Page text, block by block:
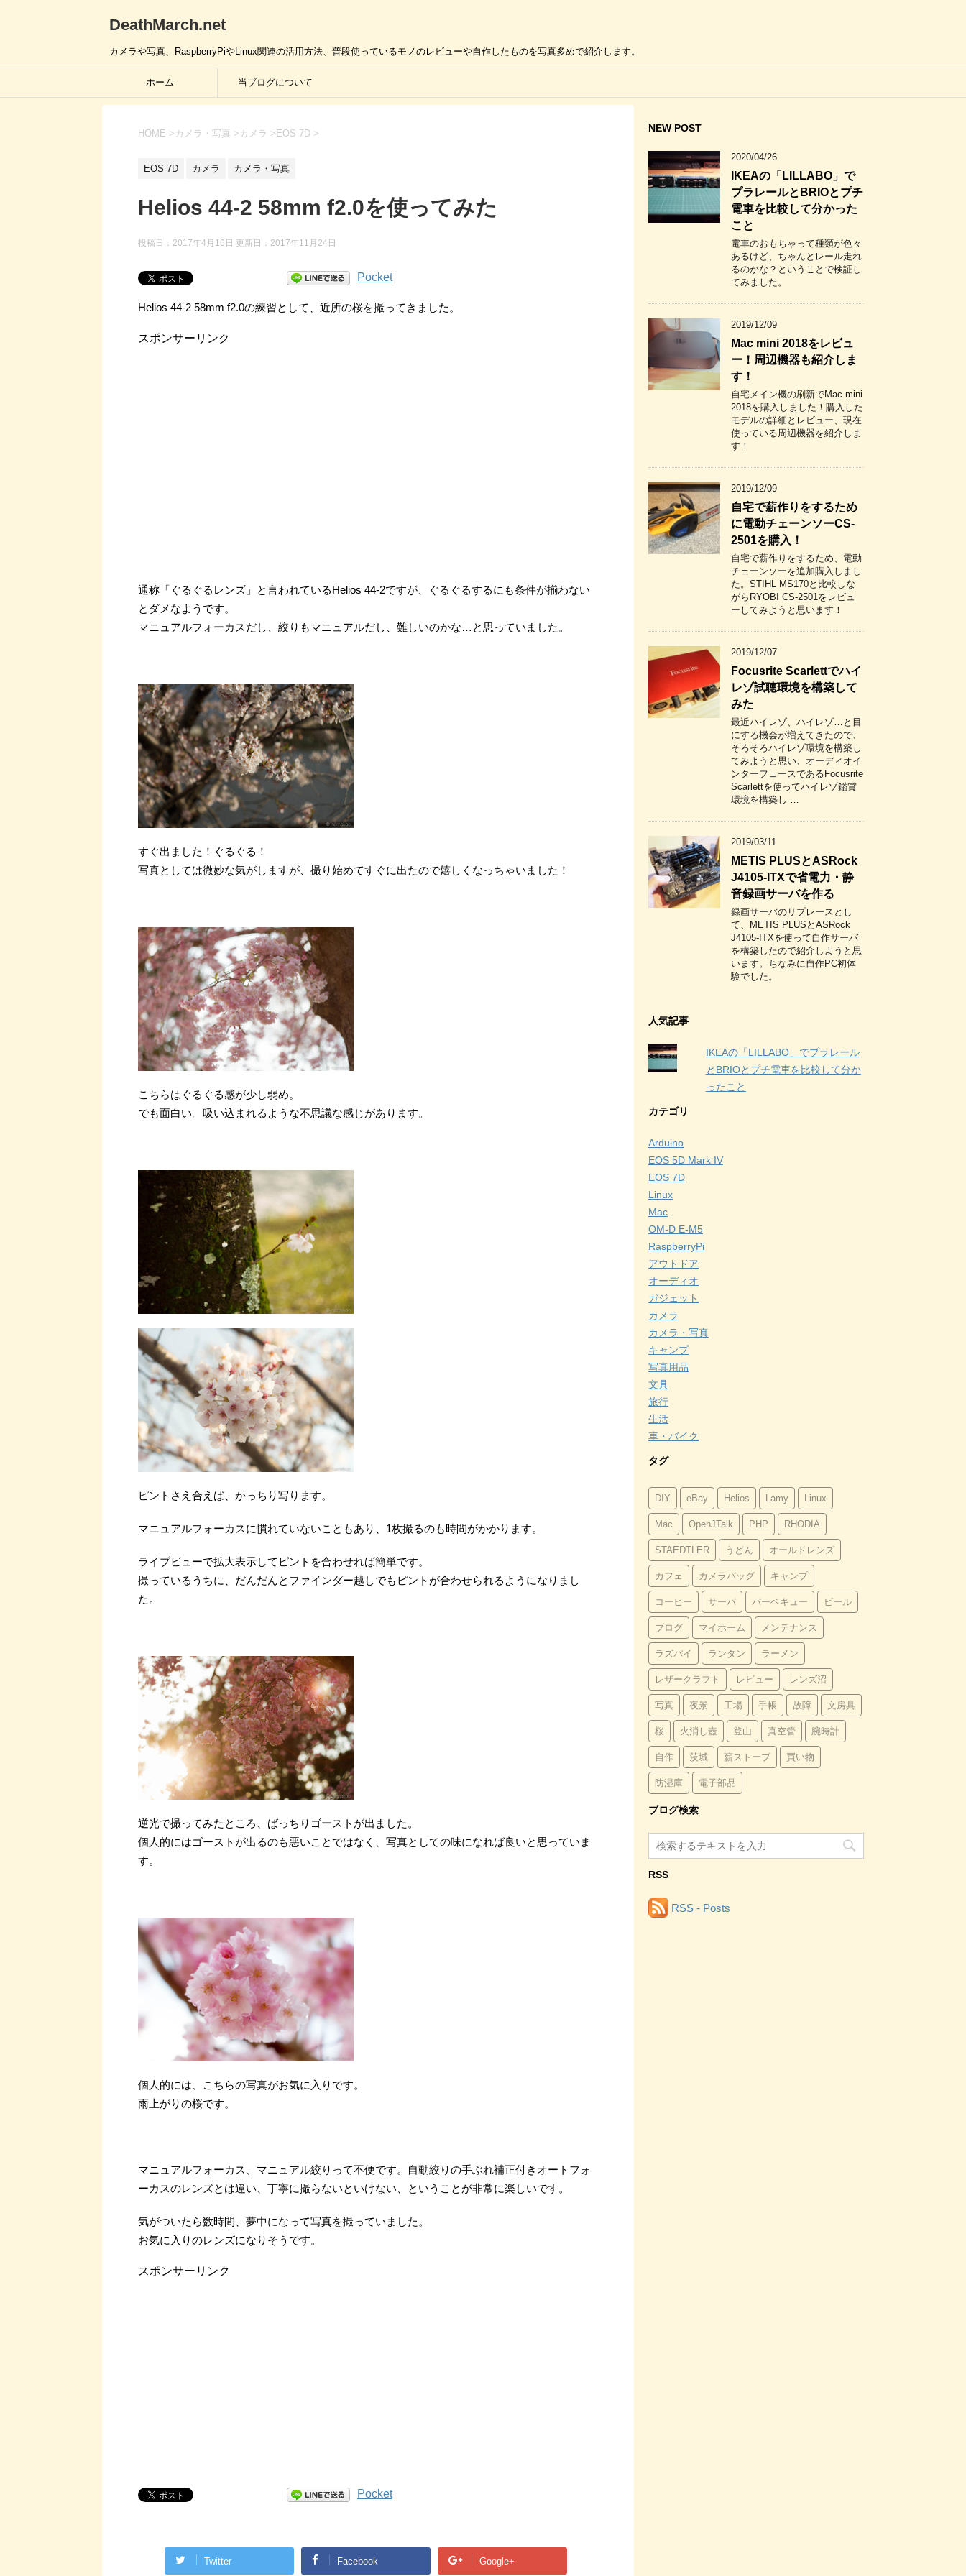
DeathMarch.net
カメラや写真、RaspberryPiやLinux関連の活用方法、普段使っているモノのレビューや自作したものを写真多めで紹介します。
ホーム 当ブログについて
HOME > カメラ・写真 > カメラ > EOS 7D >
EOS 7D カメラ カメラ・写真
Helios 44-2 58mm f2.0を使ってみた
投稿日：2017年4月16日 更新日： 2017年11月24日
Pocket
Helios 44-2 58mm f2.0の練習として、近所の桜を撮ってきました。
スポンサーリンク
通称「ぐるぐるレンズ」と言われているHelios 44-2ですが、ぐるぐるするにも条件が揃わない
とダメなようです。
マニュアルフォーカスだし、絞りもマニュアルだし、難しいのかな…と思っていました。
すぐ出ました！ぐるぐる！
写真としては微妙な気がしますが、撮り始めてすぐに出たので嬉しくなっちゃいました！
こちらはぐるぐる感が少し弱め。
でも面白い。吸い込まれるような不思議な感じがあります。
ピントさえ合えば、かっちり写ります。
マニュアルフォーカスに慣れていないこともあり、1枚撮るのも時間がかかります。
ライブビューで拡大表示してピントを合わせれば簡単です。
撮っているうちに、だんだんとファインダー越しでもピントが合わせられるようになりまし
た。
逆光で撮ってみたところ、ばっちりゴーストが出ました。
個人的にはゴーストが出るのも悪いことではなく、写真としての味になれば良いと思っていま
す。
個人的には、こちらの写真がお気に入りです。
雨上がりの桜です。
マニュアルフォーカス、マニュアル絞りって不便です。自動絞りの手ぶれ補正付きオートフォ
ーカスのレンズとは違い、丁寧に撮らないといけない、ということが非常に楽しいです。
気がついたら数時間、夢中になって写真を撮っていました。
お気に入りのレンズになりそうです。
スポンサーリンク
Pocket
Twitter Facebook Google+
NEW POST
2020/04/26
IKEAの「LILLABO」で
プラレールとBRIOとプチ
電車を比較して分かった
こと
電車のおもちゃって種類が色々
あるけど、ちゃんとレール走れ
るのかな？ということで検証し
てみました。
2019/12/09
Mac mini 2018をレビュ
ー！周辺機器も紹介しま
す！
自宅メイン機の刷新でMac mini
2018を購入しました！購入した
モデルの詳細とレビュー、現在
使っている周辺機器を紹介しま
す！
2019/12/09
自宅で薪作りをするため
に電動チェーンソーCS-
2501を購入！
自宅で薪作りをするため、電動
チェーンソーを追加購入しまし
た。STIHL MS170と比較しな
がらRYOBI CS-2501をレビュ
ーしてみようと思います！
2019/12/07
Focusrite Scarlettでハイ
レゾ試聴環境を構築して
みた
最近ハイレゾ、ハイレゾ…と目
にする機会が増えてきたので、
そろそろハイレゾ環境を構築し
てみようと思い、オーディオイ
ンターフェースであるFocusrite
Scarlettを使ってハイレゾ鑑賞
環境を構築し …
2019/03/11
METIS PLUSとASRock
J4105-ITXで省電力・静
音録画サーバを作る
録画サーバのリプレースとし
て、METIS PLUSとASRock
J4105-ITXを使って自作サーバ
を構築したので紹介しようと思
います。ちなみに自作PC初体
験でした。
人気記事
IKEAの「LILLABO」でプラレール
とBRIOとプチ電車を比較して分か
ったこと
カテゴリ
Arduino
EOS 5D Mark IV
EOS 7D
Linux
Mac
OM-D E-M5
RaspberryPi
アウトドア
オーディオ
ガジェット
カメラ
カメラ・写真
キャンプ
写真用品
文具
旅行
生活
車・バイク
タグ
DIY eBay Helios Lamy Linux
Mac OpenJTalk PHP RHODIA
STAEDTLER うどん オールドレンズ
カフェ カメラバッグ キャンプ
コーヒー サーバ バーベキュー ビール
ブログ マイホーム メンテナンス
ラズパイ ランタン ラーメン
レザークラフト レビュー レンズ沼
写真 夜景 工場 手帳 故障 文房具
桜 火消し壺 登山 真空管 腕時計
自作 茨城 薪ストーブ 買い物
防湿庫 電子部品
ブログ検索
RSS
RSS - Posts